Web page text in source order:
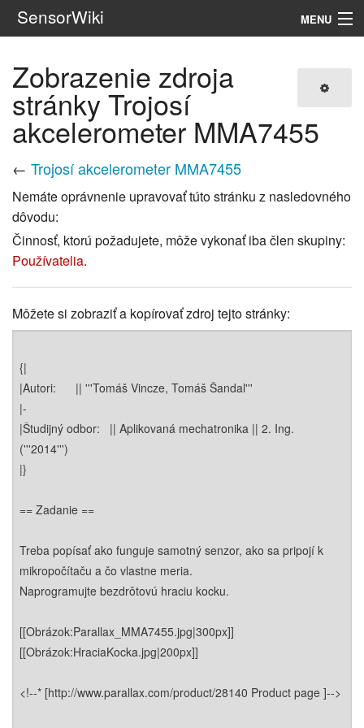
SensorWiki MENU
Hľadať
Zobrazenie zdroja
stránky Trojosí
akcelerometer MMA7455
← Trojosí akcelerometer MMA7455
Nemáte oprávnenie upravovať túto stránku z nasledovného
dôvodu:
Činnosť, ktorú požadujete, môže vykonať iba člen skupiny:
Používatelia.
Môžete si zobraziť a kopírovať zdroj tejto stránky: